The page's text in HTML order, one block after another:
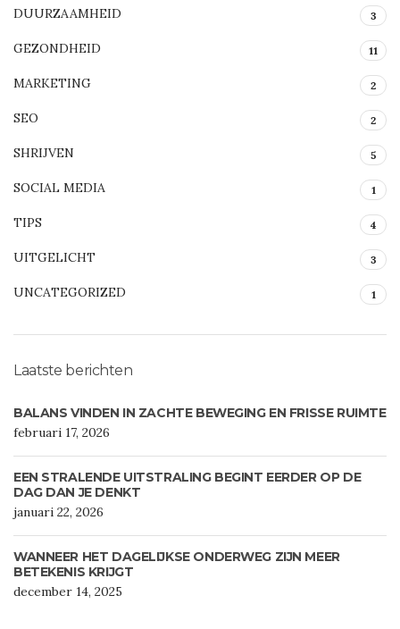
DUURZAAMHEID 3
GEZONDHEID 11
MARKETING 2
SEO 2
SHRIJVEN 5
SOCIAL MEDIA 1
TIPS 4
UITGELICHT 3
UNCATEGORIZED 1
Laatste berichten
BALANS VINDEN IN ZACHTE BEWEGING EN FRISSE RUIMTE
februari 17, 2026
EEN STRALENDE UITSTRALING BEGINT EERDER OP DE
DAG DAN JE DENKT
januari 22, 2026
WANNEER HET DAGELIJKSE ONDERWEG ZIJN MEER
BETEKENIS KRIJGT
december 14, 2025